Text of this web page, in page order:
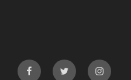
facebooktwitter instagram